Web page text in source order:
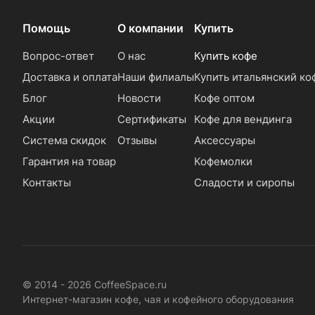
Помощь
Вопрос-ответ
Доставка и оплата
Блог
Акции
Система скидок
Гарантия на товар
Контакты
О компании
О нас
Наши филиалы
Новости
Сертификаты
Отзывы
Купить
Купить кофе
Купить итальянский
Кофе оптом
Кофе для вендинга
Аксессуары
Кофемолки
Сладости и сиропы
© 2014 - 2026 CoffeeSpace.ru
Интернет-магазин кофе, чая и кофейного оборудования